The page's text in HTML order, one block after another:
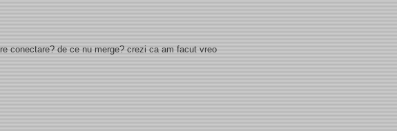
conectare? de ce nu merge? crezi ca am facut vreo